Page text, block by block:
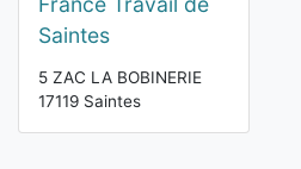
Saintes
5 ZAC LA BOBINERIE
17119 Saintes